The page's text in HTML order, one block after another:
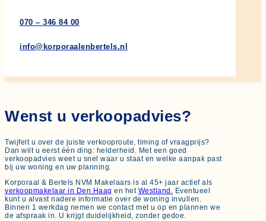
070 – 346 84 00
info@korporaalenbertels.nl
Wenst u verkoopadvies?
Twijfelt u over de juiste verkooproute, timing of vraagprijs?
Dan wilt u eerst één ding: helderheid. Met een goed
verkoopadvies weet u snel waar u staat en welke aanpak past
bij uw woning en uw planning.
Korporaal & Bertels NVM Makelaars is al 45+ jaar actief als
verkoopmakelaar in Den Haag en het Westland. Eventueel
kunt u alvast nadere informatie over de woning invullen.
Binnen 1 werkdag nemen we contact met u op en plannen we
de afspraak in. U krijgt duidelijkheid, zonder gedoe.